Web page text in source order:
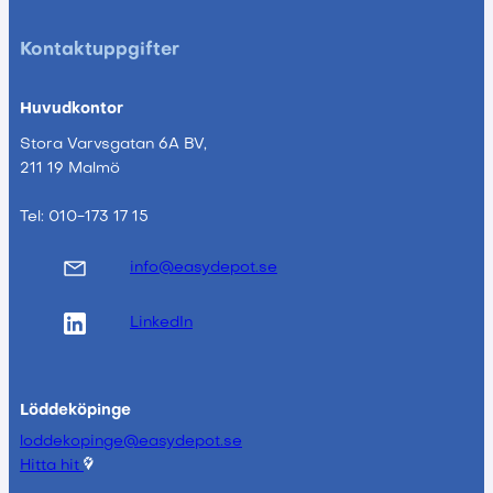
Kontaktuppgifter
Huvudkontor
Stora Varvsgatan 6A BV,
211 19 Malmö
Tel: 010-173 17 15
info@easydepot.se
LinkedIn
Löddeköpinge
loddekopinge@easydepot.se
Hitta hit